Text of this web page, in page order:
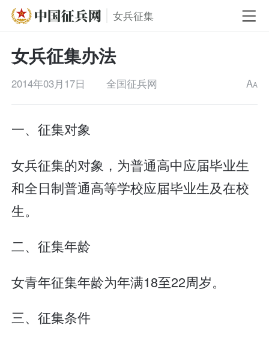
女兵征集
女兵征集办法
2014年03月17日 全国征兵网 AA
一、征集对象
女兵征集的对象，为普通高中应届毕业生
和全日制普通高等学校应届毕业生及在校
生。
二、征集年龄
女青年征集年龄为年满18至22周岁。
三、征集条件